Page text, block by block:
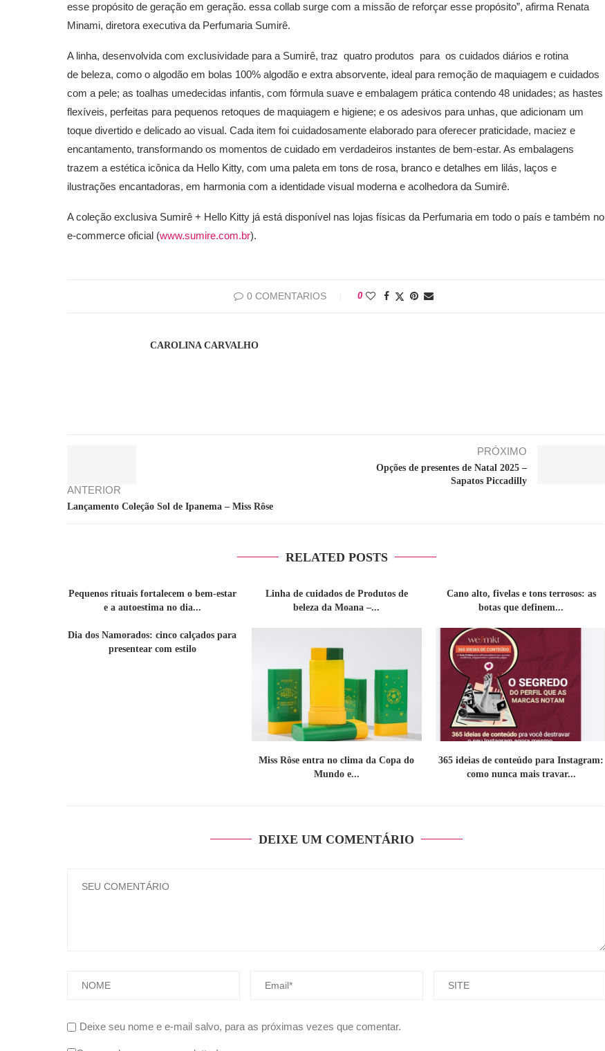
esse propósito de geração em geração. essa collab surge com a missão de reforçar esse propósito”, afirma Renata
Minami, diretora executiva da Perfumaria Sumirê.
A linha, desenvolvida com exclusividade para a Sumirê, traz quatro produtos para os cuidados diários e rotina
de beleza, como o algodão em bolas 100% algodão e extra absorvente, ideal para remoção de maquiagem e cuidados
com a pele; as toalhas umedecidas infantis, com fórmula suave e embalagem prática contendo 48 unidades; as hastes
flexíveis, perfeitas para pequenos retoques de maquiagem e higiene; e os adesivos para unhas, que adicionam um
toque divertido e delicado ao visual. Cada item foi cuidadosamente elaborado para oferecer praticidade, maciez e
encantamento, transformando os momentos de cuidado em verdadeiros instantes de bem-estar. As embalagens
trazem a estética icônica da Hello Kitty, com uma paleta em tons de rosa, branco e detalhes em lilás, laços e
ilustrações encantadoras, em harmonia com a identidade visual moderna e acolhedora da Sumirê.
A coleção exclusiva Sumirê + Hello Kitty já está disponível nas lojas físicas da Perfumaria em todo o país e também no
e-commerce oficial (www.sumire.com.br).
0 COMENTARIOS 0
CAROLINA CARVALHO
ANTERIOR
Lançamento Coleção Sol de Ipanema – Miss Rôse
PRÓXIMO
Opções de presentes de Natal 2025 –
Sapatos Piccadilly
RELATED POSTS
Pequenos rituais fortalecem o bem-estar
e a autoestima no dia...
Linha de cuidados de Produtos de
beleza da Moana –...
Cano alto, fivelas e tons terrosos: as
botas que definem...
Dia dos Namorados: cinco calçados para
presentear com estilo
Miss Rôse entra no clima da Copa do
Mundo e...
365 ideias de conteúdo para Instagram:
como nunca mais travar...
DEIXE UM COMENTÁRIO
Deixe seu nome e e-mail salvo, para as próximas vezes que comentar.